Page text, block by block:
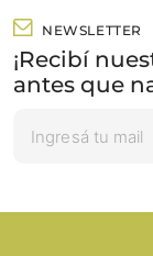
NEWSLETTER
¡Recibí
antes que